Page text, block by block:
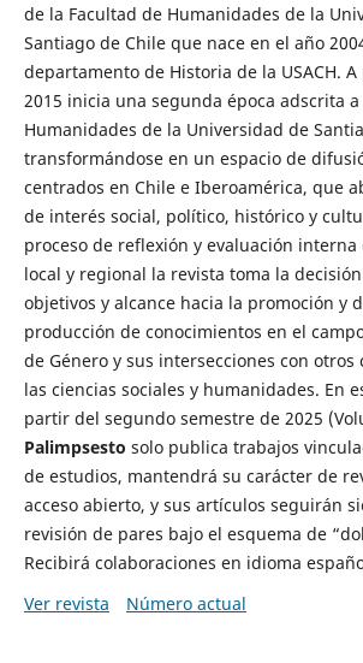
de la Facultad de Humanidades de la
Santiago de Chile que nace en el año
departamento de Historia de la USACH.
2015 inicia una segunda época adscrita
Humanidades de la Universidad de
transformándose en un espacio de
centrados en Chile e Iberoamérica, que
de interés social, político, histórico y
proceso de reflexión y evaluación
local y regional la revista toma la
objetivos y alcance hacia la promoción y
producción de conocimientos en el
de Género y sus intersecciones con otros
las ciencias sociales y humanidades. En
partir del segundo semestre de 2025
Palimpsesto solo publica trabajos
de estudios, mantendrá su carácter de
acceso abierto, y sus artículos seguirán
revisión de pares bajo el esquema de
Recibirá colaboraciones en idioma
Ver revista
Número actual